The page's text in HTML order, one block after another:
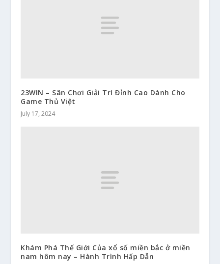
23WIN – Sân Chơi Giải Trí Đỉnh Cao Dành Cho
Game Thủ Việt
July 17, 2024
Khám Phá Thế Giới Của xổ số miền bắc ở miền
nam hôm nay – Hành Trình Hấp Dẫn